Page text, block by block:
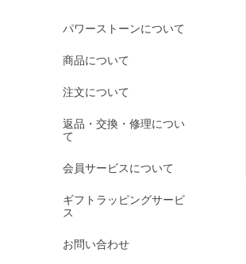
ガーネット
オレンジガーネット
グリーンガーネット
クイーンコンクシェル
パワーストーンについて
商品について
注文について
返品・交換・修理につい
て
会員サービスについて
ギフトラッピングサービ
ス
お問い合わせ